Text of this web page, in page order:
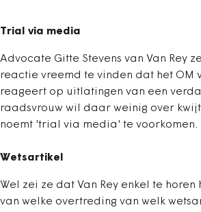
Trial via media
Advocate Gitte Stevens van Van Rey
reactie vreemd te vinden dat het OM
reageert op uitlatingen van een
raadsvrouw wil daar weinig over
noemt 'trial via media' te voorkomen.
Wetsartikel
Wel zei ze dat Van Rey enkel te horen
van welke overtreding van welk